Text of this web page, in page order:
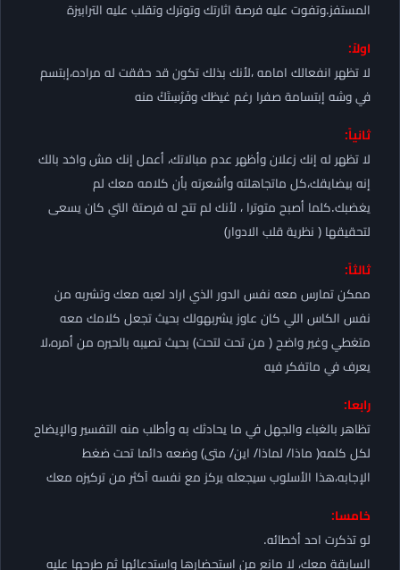
المستفز.وتفوت عليه فرصة اثارتك وتوترك وتقلب عليه الترابيزة
اولاً:
لا تظهر انفعالك امامه ،لأنك بذلك تكون قد حققت له مراده،إبتسم
في وشه إبتسامة صفرا رغم غيظك وفَرْسِتَكْ منه
ثانياً:
لا تظهر له إنك زعلان وأظهر عدم مبالاتك، أعمل إنك مش واخد بالك
إنه بيضايقك،كل ماتجاهلته وأشعرته بأن كلامه معك لم
يغضبك.كلما أصبح متوترا ، لأنك لم تتح له فرصتة التي كان يسعى
لتحقيقها ( نظرية قلب الادوار)
ثالثاً:
ممكن تمارس معه نفس الدور الذي اراد لعبه معك وتشربه من
نفس الكاس اللي كان عاوز يشربهولك بحيث تجعل كلامك معه
متغطي وغير واضح ( من تحت لتحت) بحيث تصيبه بالحيره من أمره،لا
يعرف في ماتفكر فيه
رابعا:
تظاهر بالغباء والجهل في ما يحادثك به وأطلب منه التفسير والإيضاح
لكل كلمه( ماذا/ لماذا/ اين/ متى) وضعه دائما تحت ضغط
الإجابه،هذا الأسلوب سيجعله يركز مع نفسه آكثر من تركيزه معك
خامسا:
لو تذكرت احد أخطائه.
السابقة معك، لا مانع من استحضارها واستدعائها ثم طرحها عليه